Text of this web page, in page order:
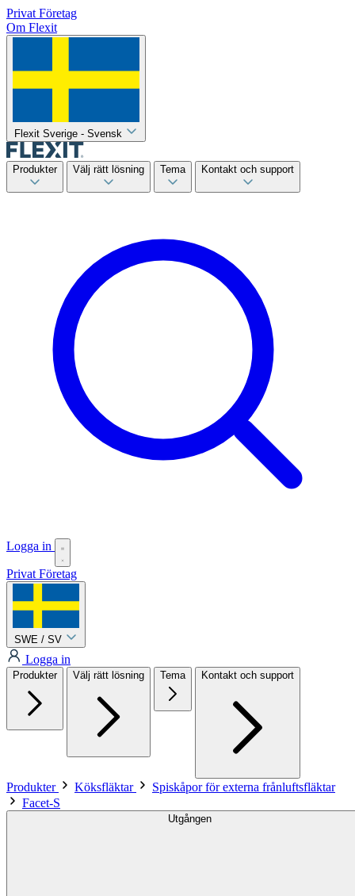
Privat Företag
Om Flexit
Flexit Sverige - Svensk
Produkter Välj rätt lösning Tema Kontakt och support
Logga in
Privat Företag
SWE / SV
Logga in
Produkter Välj rätt lösning Tema Kontakt och support
Produkter Köksfläktar
Spiskåpor för externa frånluftsfläktar
Facet-S
Utgången